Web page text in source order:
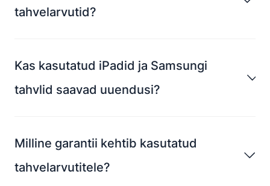
tahvelarvutid?
Kas kasutatud iPadid ja Samsungi
tahvlid saavad uuendusi?
Milline garantii kehtib kasutatud
tahvelarvutitele?